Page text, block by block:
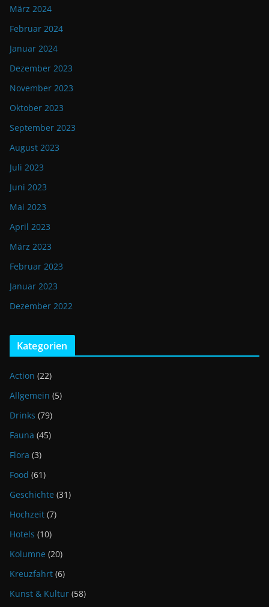
März 2024
Februar 2024
Januar 2024
Dezember 2023
November 2023
Oktober 2023
September 2023
August 2023
Juli 2023
Juni 2023
Mai 2023
April 2023
März 2023
Februar 2023
Januar 2023
Dezember 2022
Kategorien
Action (22)
Allgemein (5)
Drinks (79)
Fauna (45)
Flora (3)
Food (61)
Geschichte (31)
Hochzeit (7)
Hotels (10)
Kolumne (20)
Kreuzfahrt (6)
Kunst & Kultur (58)